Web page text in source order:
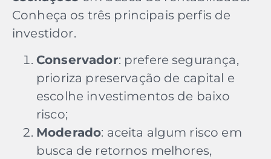
Conheça os três principais perfis de
investidor.
Conservador: prefere segurança,
prioriza preservação de capital e
escolhe investimentos de baixo
risco;
Moderado: aceita algum risco em
busca de retornos melhores,